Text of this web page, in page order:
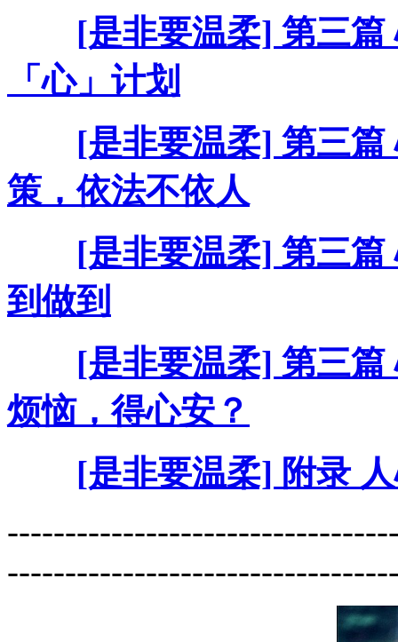
[是非要温柔] 第三
「心」计划
[是非要温柔] 第三
策，依法不依人
[是非要温柔] 第三
到做到
[是非要温柔] 第三
烦恼，得心安？
[是非要温柔] 附录